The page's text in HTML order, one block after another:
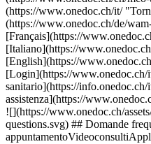
(https://www.onedoc.ch/it/
(https://www.onedoc.ch/de/
[Français](https://
[Italiano](https://
[English](https://
[Login](https://www.onedoc.ch/
sanitario](https://info.onedoc.ch/
assistenza](https://
![](https://www.onedoc.ch/
questions.svg) ## Domande